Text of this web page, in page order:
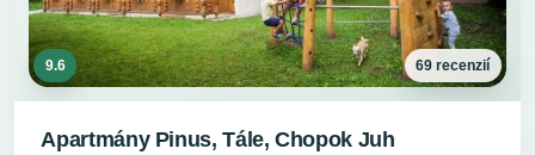
9.6 69 recenzií
Apartmány Pinus, Tále, Chopok Juh